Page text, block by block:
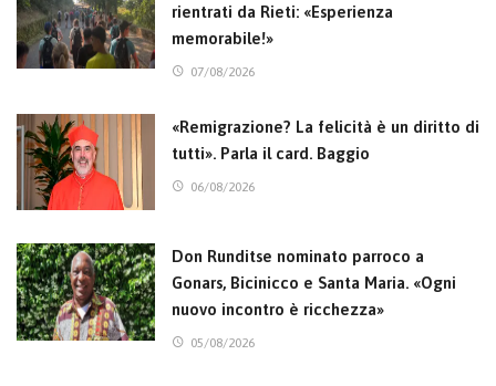
rientrati da Rieti: «Esperienza
memorabile!»
07/08/2026
«Remigrazione? La felicità è un diritto di
tutti». Parla il card. Baggio
06/08/2026
Don Runditse nominato parroco a
Gonars, Bicinicco e Santa Maria. «Ogni
nuovo incontro è ricchezza»
05/08/2026